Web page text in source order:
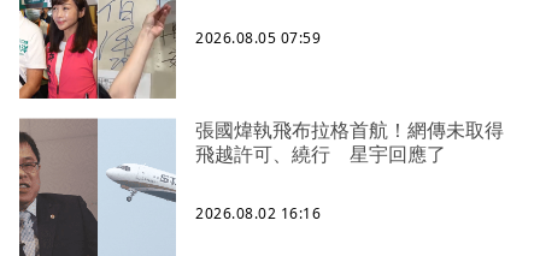
2026.08.05 07:59
張國煒執飛布拉格首航！網傳未取得
飛越許可、繞行 星宇回應了
2026.08.02 16:16